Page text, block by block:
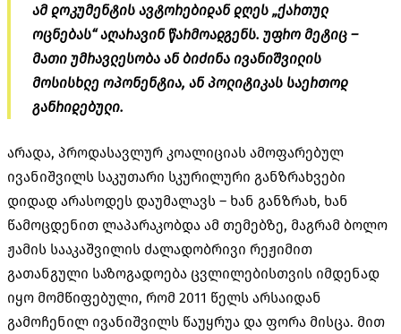
ამ დოკუმენტის ავტორებიდან დღეს „ქართულ
ოცნებას“ აღარავინ წარმოადგენს. უფრო მეტიც –
მათი უმრავლესობა ან ბიძინა ივანიშვილის
მოსისხლე ოპონენტია, ან პოლიტიკას საერთოდ
განრიდებული.
არადა, პროდასავლურ კოალიციას ამოფარებულ
ივანიშვილს საკუთარი სკურილური განზრახვები
დიდად არასოდეს დაუმალავს – ხან განზრახ, ხან
წამოცდენით ლაპარაკობდა ამ თემებზე, მაგრამ ბოლო
ჟამის სააკაშვილის ძალადობრივი რეჟიმით
გათანგული საზოგადოება ცვლილებისთვის იმდენად
იყო მომწიფებული, რომ 2011 წელს არსაიდან
გამოჩენილ ივანიშვილს წაუყრუა და ფორა მისცა. მით